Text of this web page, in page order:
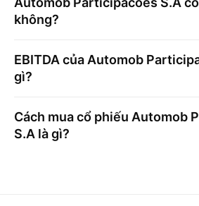
không?
EBITDA của Automob
gì?
Cách mua cổ phiếu Automob
S.A là gì?